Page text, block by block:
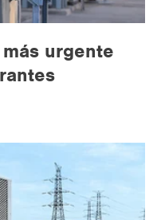
urgente